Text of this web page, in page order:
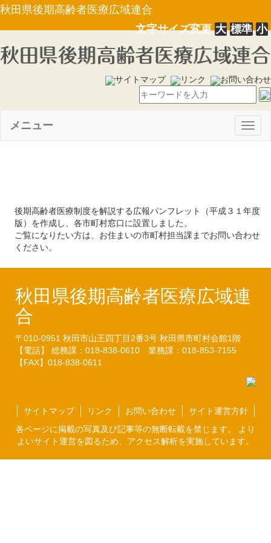
秋田県後期高齢者医療広域連合
文字サイズ変更大 標準 小
サイトマップ リンク お問い合わせ
メニュー
後期高齢者医療制度を解説する広報パンフレット（平成３１年度
版）を作成し、各市町村窓口に設置しました。
ご覧になりたい方は、お住まいの市町村担当課までお問い合わせ
ください。
秋田県後期高齢者医療広域連
合
〒010-0951 秋田市山王四丁目2番3号 秋田県市町村会館1階
【電話】 総務課：018-838-0610 業務課：018-853-7155
【FAX】018-838-0611
サイトマップ リンク お問い合わせ
サイト運営方針
各ページに掲載の写真及び記事等の無断転載を禁じます。 より
よいサイト運営を図るため、アクセス解析を実施しています。